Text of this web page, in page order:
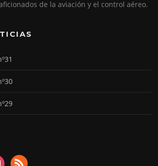
de la aviación y el control aéreo.
rss